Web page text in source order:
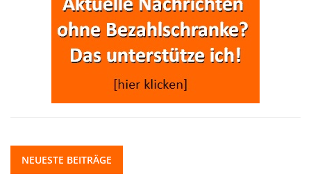
NEUESTE BEITRÄGE